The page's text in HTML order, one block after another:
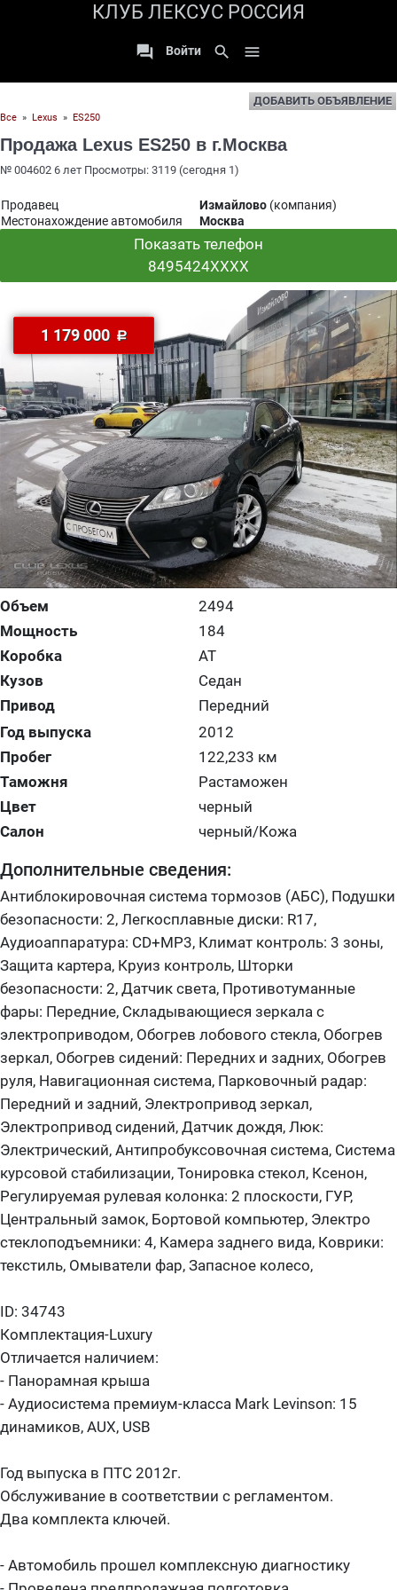
КЛУБ ЛЕКСУС РОССИЯ
 Войти search 
ДОБАВИТЬ ОБЪЯВЛЕНИЕ
Все » Lexus » ES250
Продажа Lexus ES250 в г.Москва
№ 004602 6 лет Просмотры: 3119 (сегодня 1)
Продавец Измайлово (компания)
Местонахождение автомобиля
Москва
Показать телефон
8495424XXXX
1 179 000
Объем
2494
Мощность
184
Коробка
AT
Кузов
Седан
Привод
Передний
Год выпуска
2012
Пробег
122,233 км
Таможня
Растаможен
Цвет
черный
Салон
черный/Кожа
Дополнительные сведения:
Антиблокировочная система тормозов (АБС), Подушки
безопасности: 2, Легкосплавные диски: R17,
Аудиоаппаратура: CD+MP3, Климат контроль: 3 зоны,
Защита картера, Круиз контроль, Шторки
безопасности: 2, Датчик света, Противотуманные
фары: Передние, Складывающиеся зеркала с
электроприводом, Обогрев лобового стекла, Обогрев
зеркал, Обогрев сидений: Передних и задних, Обогрев
руля, Навигационная система, Парковочный радар:
Передний и задний, Электропривод зеркал,
Электропривод сидений, Датчик дождя, Люк:
Электрический, Антипробуксовочная система, Система
курсовой стабилизации, Тонировка стекол, Ксенон,
Регулируемая рулевая колонка: 2 плоскости, ГУР,
Центральный замок, Бортовой компьютер, Электро
стеклоподъемники: 4, Камера заднего вида, Коврики:
текстиль, Омыватели фар, Запасное колесо,
ID: 34743
Комплектация-Luxury
Отличается наличием:
- Панорамная крыша
- Аудиосистема премиум-класса Mark Levinson: 15
динамиков, AUX, USB
Год выпуска в ПТС 2012г.
Обслуживание в соответствии с регламентом.
Два комплекта ключей.
- Автомобиль прошел комплексную диагностику